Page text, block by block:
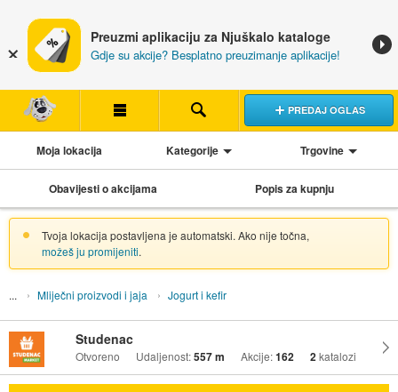
Preuzmi aplikaciju za Njuškalo kataloge
Gdje su akcije? Besplatno preuzimanje aplikacije!
PREDAJ OGLAS
Moja lokacija Kategorije Trgovine
Obavijesti o akcijama Popis za kupnju
Tvoja lokacija postavljena je automatski. Ako nije točna,
možeš ju promijeniti.
Mliječni proizvodi i jaja Jogurt i kefir
Studenac
Otvoreno Udaljenost:557 m Akcije:162 2katalozi